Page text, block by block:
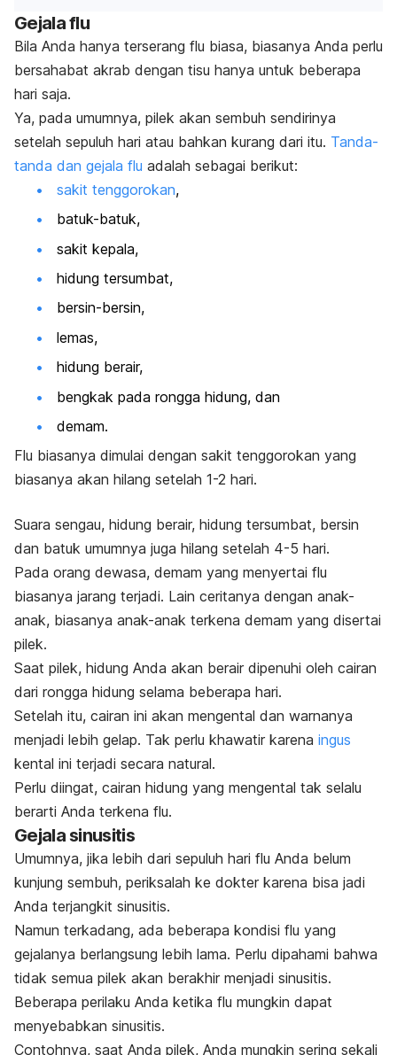
Gejala flu
Bila Anda hanya terserang flu biasa, biasanya Anda perlu
bersahabat akrab dengan tisu hanya untuk beberapa
hari saja.
Ya, pada umumnya, pilek akan sembuh sendirinya
setelah sepuluh hari atau bahkan kurang dari itu. Tanda-
tanda dan gejala flu adalah sebagai berikut:
sakit tenggorokan,
batuk-batuk,
sakit kepala,
hidung tersumbat,
bersin-bersin,
lemas,
hidung berair,
bengkak pada rongga hidung, dan
demam.
Flu biasanya dimulai dengan sakit tenggorokan yang
biasanya akan hilang setelah 1-2 hari.
Suara sengau, hidung berair, hidung tersumbat, bersin
dan batuk umumnya juga hilang setelah 4-5 hari.
Pada orang dewasa, demam yang menyertai flu
biasanya jarang terjadi. Lain ceritanya dengan anak-
anak, biasanya anak-anak terkena demam yang disertai
pilek.
Saat pilek, hidung Anda akan berair dipenuhi oleh cairan
dari rongga hidung selama beberapa hari.
Setelah itu, cairan ini akan mengental dan warnanya
menjadi lebih gelap. Tak perlu khawatir karena ingus
kental ini terjadi secara natural.
Perlu diingat, cairan hidung yang mengental tak selalu
berarti Anda terkena flu.
Gejala sinusitis
Umumnya, jika lebih dari sepuluh hari flu Anda belum
kunjung sembuh, periksalah ke dokter karena bisa jadi
Anda terjangkit sinusitis.
Namun terkadang, ada beberapa kondisi flu yang
gejalanya berlangsung lebih lama. Perlu dipahami bahwa
tidak semua pilek akan berakhir menjadi sinusitis.
Beberapa perilaku Anda ketika flu mungkin dapat
menyebabkan sinusitis.
Contohnya, saat Anda pilek, Anda mungkin sering sekali